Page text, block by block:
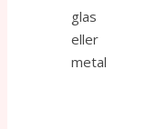
glas
eller
metal